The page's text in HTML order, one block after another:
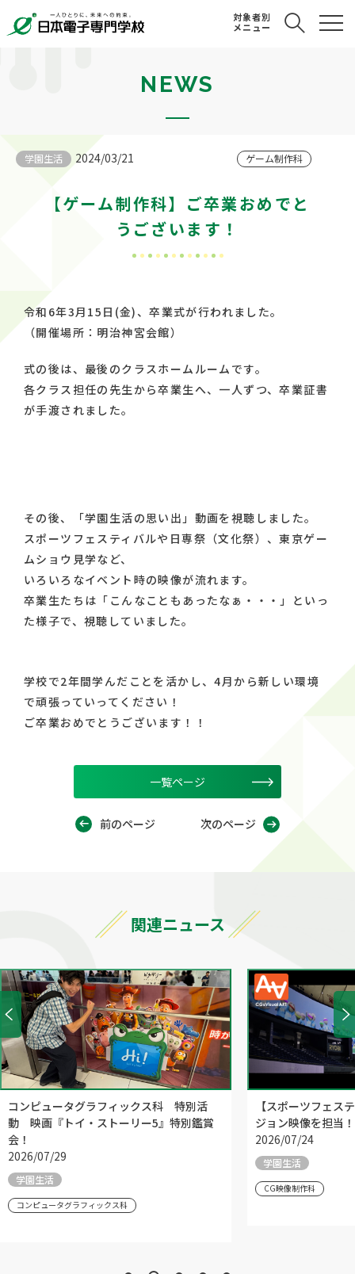
対象者別
メニュー
NEWS
学園生活 2024/03/21 ゲーム制作科
【ゲーム制作科】ご卒業おめでと
うございます！
令和6年3月15日(金)、卒業式が行われました。
（開催場所：明治神宮会館）
式の後は、最後のクラスホームルームです。
各クラス担任の先生から卒業生へ、一人ずつ、卒業証書
が手渡されました。
その後、「学園生活の思い出」動画を視聴しました。
スポーツフェスティバルや日専祭（文化祭）、東京ゲー
ムショウ見学など、
いろいろなイベント時の映像が流れます。
卒業生たちは「こんなこともあったなぁ・・・」といっ
た様子で、視聴していました。
学校で2年間学んだことを活かし、4月から新しい環境
で頑張っていってください！
ご卒業おめでとうございます！！
前のページ
一覧ページ
次のページ
関連ニュース
コンピュータグラフィックス科 特別活
動 映画『トイ・ストーリー5』特別鑑賞
会！
2026/07/29
学園生活
コンピュータグラフィックス科
【スポーツフェス
ジョン映像を担当！
2026/07/24
学園生活
CG映像制作科